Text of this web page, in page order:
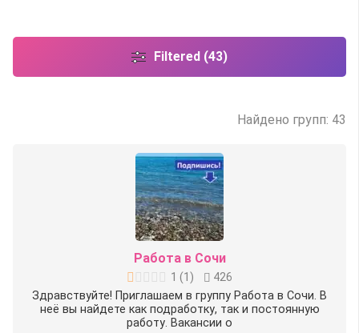
Filtered (43)
Найдено групп: 43
Работа в Сочи
1 (1 )
426
Здравствуйте! Приглашаем в группу Работа в Сочи. В
неё вы найдете как подработку, так и постоянную
работу. Вакансии о